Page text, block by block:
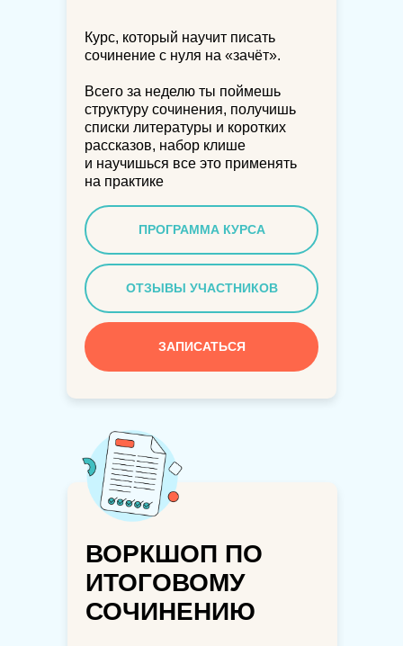
Курс, который научит писать
сочинение с нуля на «зачёт».
Всего за неделю ты поймешь
структуру сочинения, получишь
списки литературы и коротких
рассказов, набор клише
и научишься все это применять
на практике
ПРОГРАММА КУРСА
ОТЗЫВЫ УЧАСТНИКОВ
ЗАПИСАТЬСЯ
ВОРКШОП ПО
ИТОГОВОМУ
СОЧИНЕНИЮ